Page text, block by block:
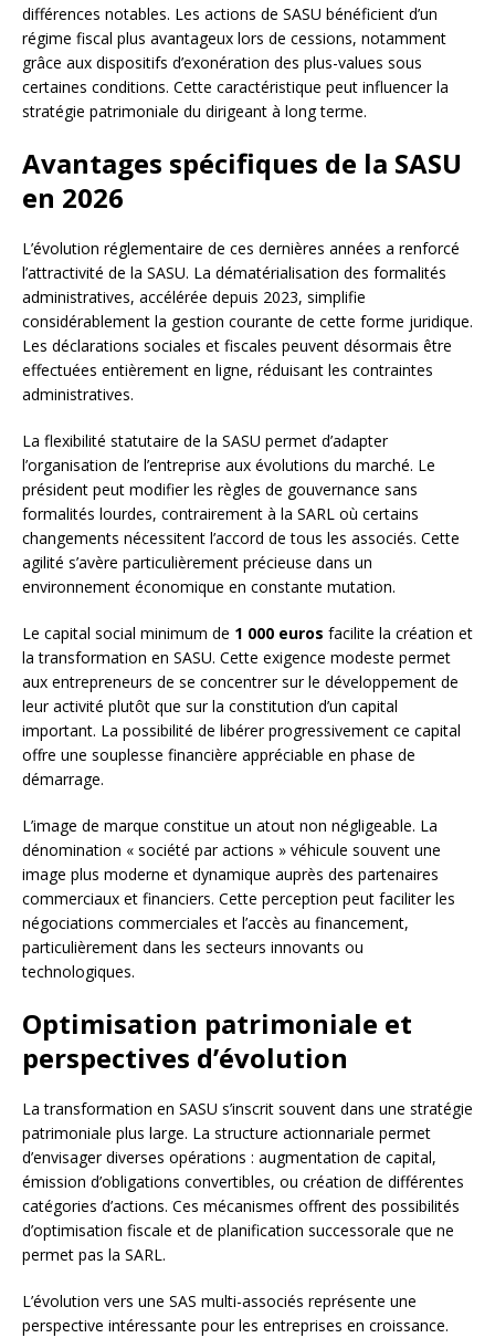
différences notables. Les actions de SASU bénéficient d’un
régime fiscal plus avantageux lors de cessions, notamment
grâce aux dispositifs d’exonération des plus-values sous
certaines conditions. Cette caractéristique peut influencer la
stratégie patrimoniale du dirigeant à long terme.
Avantages spécifiques de la SASU
en 2026
L’évolution réglementaire de ces dernières années a renforcé
l’attractivité de la SASU. La dématérialisation des formalités
administratives, accélérée depuis 2023, simplifie
considérablement la gestion courante de cette forme juridique.
Les déclarations sociales et fiscales peuvent désormais être
effectuées entièrement en ligne, réduisant les contraintes
administratives.
La flexibilité statutaire de la SASU permet d’adapter
l’organisation de l’entreprise aux évolutions du marché. Le
président peut modifier les règles de gouvernance sans
formalités lourdes, contrairement à la SARL où certains
changements nécessitent l’accord de tous les associés. Cette
agilité s’avère particulièrement précieuse dans un
environnement économique en constante mutation.
Le capital social minimum de 1 000 euros facilite la création et
la transformation en SASU. Cette exigence modeste permet
aux entrepreneurs de se concentrer sur le développement de
leur activité plutôt que sur la constitution d’un capital
important. La possibilité de libérer progressivement ce capital
offre une souplesse financière appréciable en phase de
démarrage.
L’image de marque constitue un atout non négligeable. La
dénomination « société par actions » véhicule souvent une
image plus moderne et dynamique auprès des partenaires
commerciaux et financiers. Cette perception peut faciliter les
négociations commerciales et l’accès au financement,
particulièrement dans les secteurs innovants ou
technologiques.
Optimisation patrimoniale et
perspectives d’évolution
La transformation en SASU s’inscrit souvent dans une stratégie
patrimoniale plus large. La structure actionnariale permet
d’envisager diverses opérations : augmentation de capital,
émission d’obligations convertibles, ou création de différentes
catégories d’actions. Ces mécanismes offrent des possibilités
d’optimisation fiscale et de planification successorale que ne
permet pas la SARL.
L’évolution vers une SAS multi-associés représente une
perspective intéressante pour les entreprises en croissance.